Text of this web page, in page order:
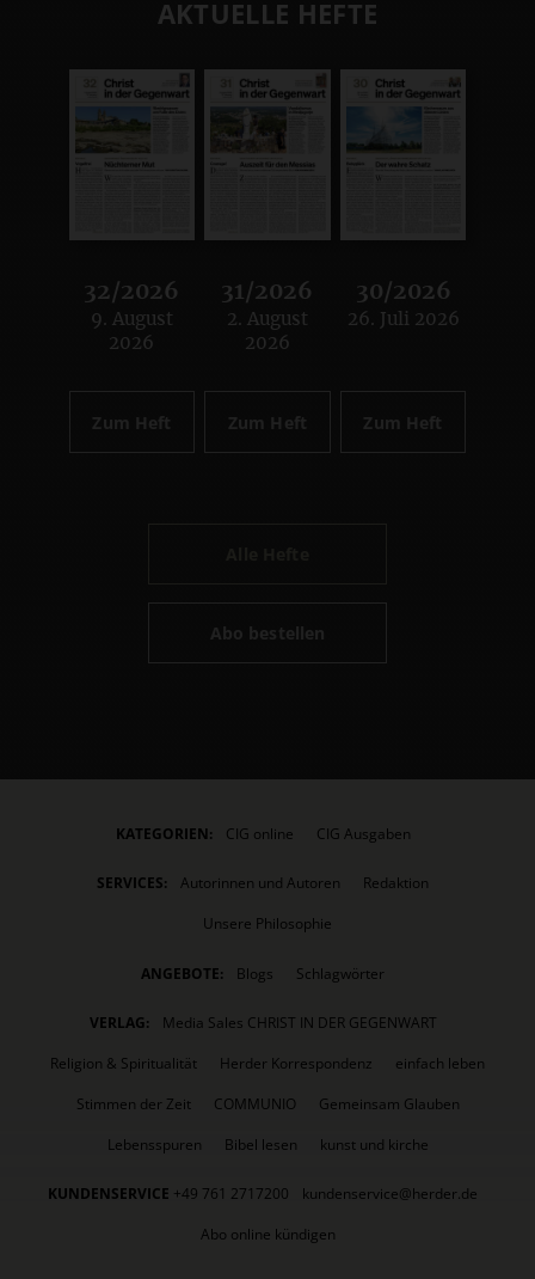
AKTUELLE HEFTE
32/2026
:
9. August
2026
Zum Heft
31/2026
:
2. August
2026
Zum Heft
30/2026
:
26. Juli 2026
Zum Heft
Abo bestellen
KATEGORIEN: CIG online CIG Ausgaben
SERVICES: Autorinnen und Autoren
Redaktion
Unsere Philosophie
ANGEBOTE: Blogs Schlagwörter
VERLAG:
Media Sales CHRIST IN DER GEGENWART
Religion & Spiritualität
Herder Korrespondenz
einfach leben
Stimmen der Zeit
COMMUNIO
Gemeinsam Glauben
Lebensspuren
Bibel lesen kunst und kirche
KUNDENSERVICE +49 761 2717200
kundenservice@herder.de
Abo online kündigen